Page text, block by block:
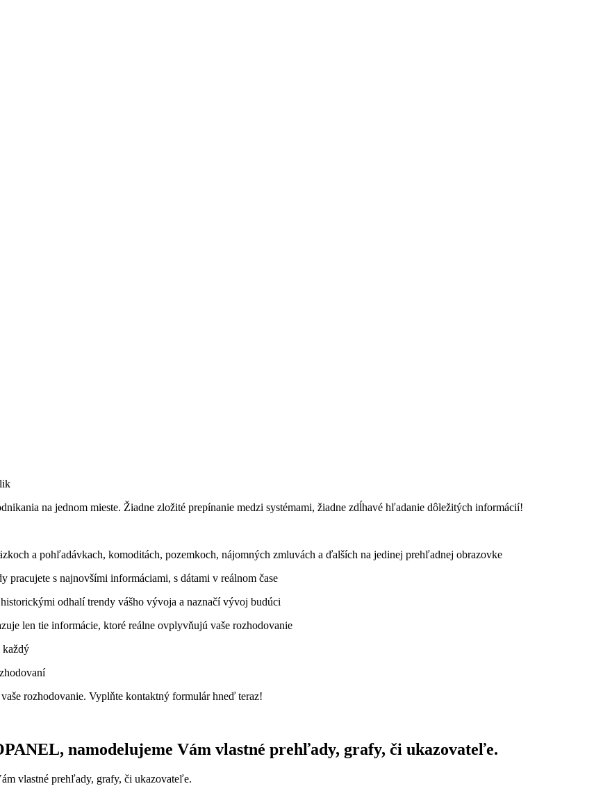
na jednom mieste. Žiadne zložité prepínanie medzi systémami, žiadne zdĺhavé hľadanie dôležitých informácií!
a pohľadávkach, komoditách, pozemkoch, nájomných zmluvách a ďalších na jedinej prehľadnej obrazovke
pracujete s najnovšími informáciami, s dátami v reálnom čase
odhalí trendy vášho vývoja a naznačí vývoj budúci
len tie informácie, ktoré reálne ovplyvňujú vaše rozhodovanie
každý
rozhodovanie. Vyplňte kontaktný formulár hneď teraz!
namodelujeme Vám vlastné prehľady, grafy, či ukazovateľe.
vlastné prehľady, grafy, či ukazovateľe.